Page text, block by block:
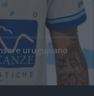
uruguaiano